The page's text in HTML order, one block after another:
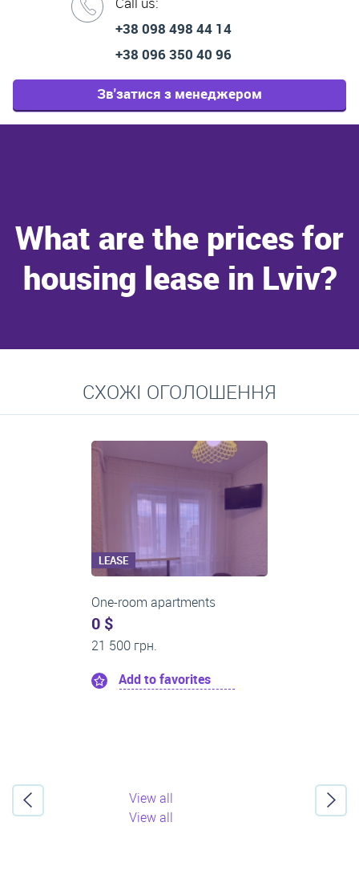
+38 098 498 44 14
+38 096 350 40 96
Зв'затися з менеджером
What are the prices for
housing lease in Lviv?
Average prices for long-term lease of apartments, private
residences, rooms
СХОЖІ ОГОЛОШЕННЯ
LEASE
One-room apartments
0 $
13 000 грн.
Add to favorites
View all
View all